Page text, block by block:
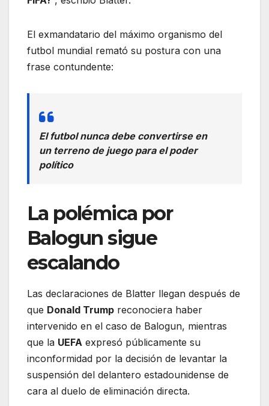
El exmandatario del máximo organismo del
futbol mundial remató su postura con una
frase contundente:
El futbol nunca debe convertirse en
un terreno de juego para el poder
político
La polémica por
Balogun sigue
escalando
Las declaraciones de Blatter llegan después de
que Donald Trump reconociera haber
intervenido en el caso de Balogun, mientras
que la UEFA expresó públicamente su
inconformidad por la decisión de levantar la
suspensión del delantero estadounidense de
cara al duelo de eliminación directa.